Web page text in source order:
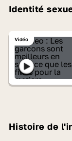
Identité
Vidéo
Histoire de